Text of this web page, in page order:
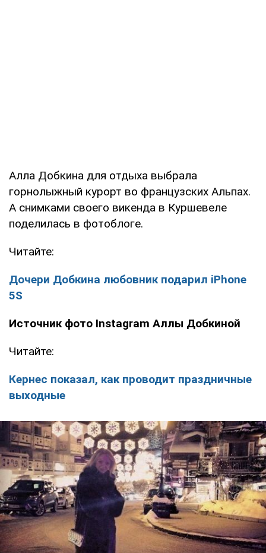
Алла Добкина для отдыха выбрала
горнолыжный курорт во французских Альпах.
А снимками своего викенда в Куршевеле
поделилась в фотоблоге.
Читайте:
Дочери Добкина любовник подарил iPhone
5S
Источник фото Instagram Аллы Добкиной
Читайте:
Кернес показал, как проводит праздничные
выходные